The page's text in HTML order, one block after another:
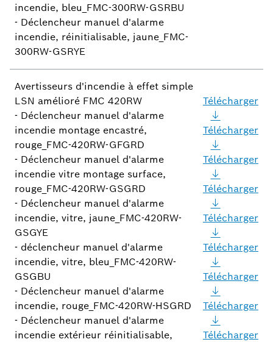
incendie, bleu_FMC-300RW-GSRBU
- Déclencheur manuel d'alarme
incendie, réinitialisable, jaune_FMC-
300RW-GSRYE
Avertisseurs d'incendie à effet simple
LSN amélioré FMC 420RW
- Déclencheur manuel d'alarme
incendie montage encastré,
rouge_FMC-420RW-GFGRD
- Déclencheur manuel d'alarme
incendie vitre montage surface,
rouge_FMC-420RW-GSGRD
- Déclencheur manuel d'alarme
incendie, vitre, jaune_FMC-420RW-
GSGYE
- déclencheur manuel d'alarme
incendie, vitre, bleu_FMC-420RW-
GSGBU
- Déclencheur manuel d'alarme
incendie, rouge_FMC-420RW-HSGRD
- Déclencheur manuel d'alarme
incendie extérieur réinitialisable,
Télécharger
Télécharger
Télécharger
Télécharger
Télécharger
Télécharger
Télécharger
Télécharger
Télécharger